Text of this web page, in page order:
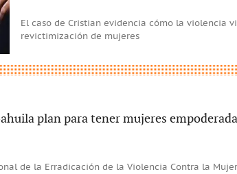
El caso de Cristian evidencia cómo la violencia
revictimización de mujeres
plan para tener mujeres
de la Erradicación de la Violencia Contra la